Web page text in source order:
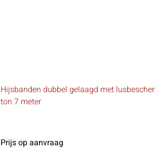
Hijsbanden dubbel gelaagd met
ton 7 meter
Prijs op aanvraag